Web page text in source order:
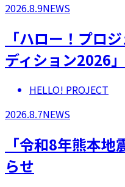
2026.8.9NEWS
「ハロー！プロ
ディション2026
HELLO! PROJECT
2026.8.7NEWS
「令和8年熊本
らせ